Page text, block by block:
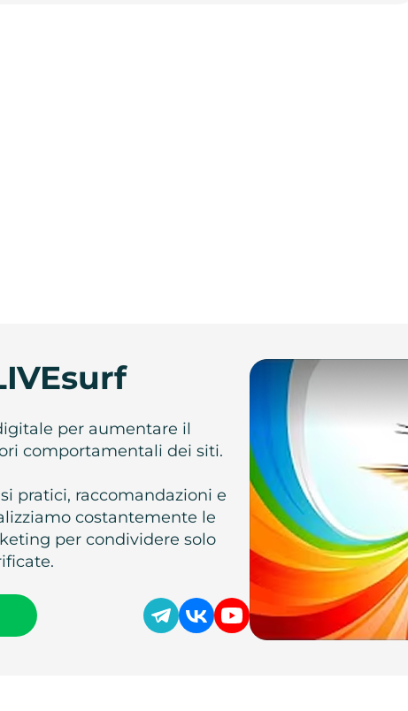
per aumentare il
comportamentali dei siti.
pratici, raccomandazioni e
costantemente le
per condividere solo